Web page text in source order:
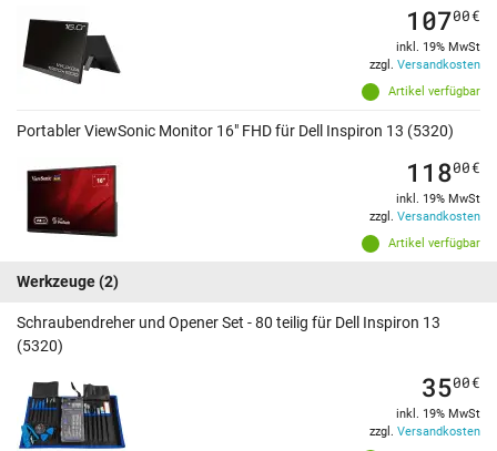
Artikel verfügbar
10700€
inkl. 19% MwSt
zzgl. Versandkosten
Portabler ViewSonic Monitor 16" FHD für Dell Inspiron 13 (5320)
Artikel verfügbar
11800€
inkl. 19% MwSt
zzgl. Versandkosten
Werkzeuge(2)
Schraubendreher und Opener Set - 80 teilig für Dell Inspiron 13
(5320)
3500€
inkl. 19% MwSt
zzgl. Versandkosten